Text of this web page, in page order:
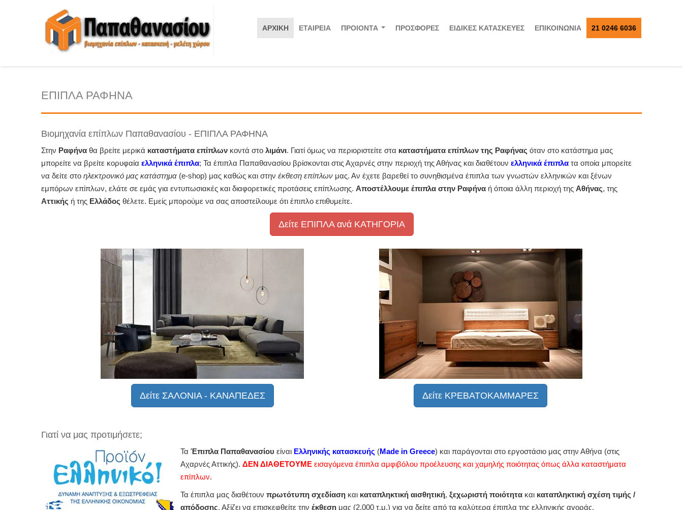
ΕΠΙΠΛΑ ΡΑΦΗΝΑ
Βιομηχανία επίπλων Παπαθανασίου - ΕΠΙΠΛΑ ΡΑΦΗΝΑ
Στην Ραφήναθα βρείτε μερικά καταστήματα επίπλωνκοντά στο λιμάνι. Γιατί όμως να περιοριστείτε στα καταστήματα επίπλων της Ραφήνας όταν στο κατάστημα μας
μπορείτε να βρείτε κορυφαία ελληνικά έπιπλα; Τα έπιπλα Παπαθανασίου βρίσκονται στις Αχαρνές στην περιοχή της Αθήνας και διαθέτουν ελληνικά έπιπλατα οποία μπορείτε
να δείτε στο ηλεκτρονικό μας κατάστημα(e-shop) μας καθώς και στην έκθεση επίπλωνμας. Αν έχετε βαρεθεί το συνηθισμένα έπιπλα των γνωστών ελληνικών και ξένων
εμπόρων επίπλων, ελάτε σε εμάς για εντυπωσιακές και διαφορετικές προτάσεις επίπλωσης. Αποστέλλουμε έπιπλα στην Ραφήναή όποια άλλη περιοχή της Αθήνας, της
Αττικής ή της Ελλάδος θέλετε. Εμείς μπορούμε να σας αποστείλουμε ότι έπιπλο επιθυμείτε.
Δείτε ΕΠΙΠΛΑ ανά ΚΑΤΗΓΟΡΙΑ
Δείτε ΣΑΛΟΝΙΑ - ΚΑΝΑΠΕΔΕΣ Δείτε ΚΡΕΒΑΤΟΚΑΜΜΑΡΕΣ
Γιατί να μας προτιμήσετε;
Τα Έπιπλα Παπαθανασίου είναι Ελληνικής κατασκευής (Made in Greece) και παράγονται στο εργοστάσιο μας στην Αθήνα (στις
Αχαρνές Αττικής). ΔΕΝ ΔΙΑΘΕΤΟΥΜΕεισαγόμενα έπιπλα αμφιβόλου προέλευσης και χαμηλής ποιότητας όπως άλλα καταστήματα
επίπλων.
Τα έπιπλα μας διαθέτουν πρωτότυπη σχεδίασηκαι καταπληκτική αισθητική, ξεχωριστή ποιότητακαι καταπληκτική σχέση τιμής /
απόδοσης. Αξίζει να επισκεφθείτε την έκθεσημας (2,000 τ.μ.) για να δείτε από τα καλύτερα έπιπλα της ελληνικής αγοράς.
ΑΡΧΙΚΗ ΕΤΑΙΡΕΙΑ ΠΡΟΙΟΝΤΑ ΠΡΟΣΦΟΡΕΣ ΕΙΔΙΚΕΣ ΚΑΤΑΣΚΕΥΕΣ ΕΠΙΚΟΙΝΩΝΙΑ 21 0246 6036